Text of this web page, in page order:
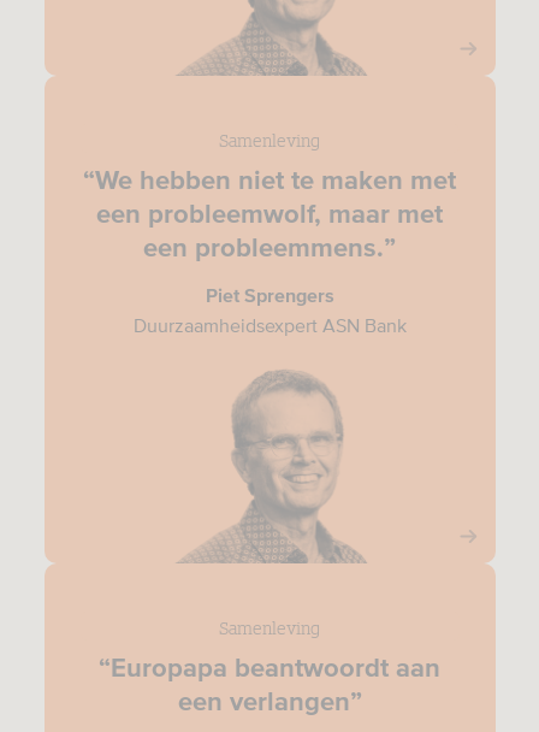
“We hebben niet te maken met
een probleemwolf, maar met
een probleemmens.”
Samenleving
Piet Sprengers
Duurzaamheidsexpert ASN Bank
“Europapa beantwoordt aan
een verlangen”
Samenleving